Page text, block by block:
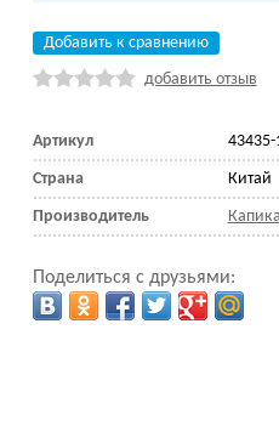
Добавить к сравнению
добавить отзыв
Артикул 43435-
Страна Китай
Производитель Капика
Поделиться с друзьями: